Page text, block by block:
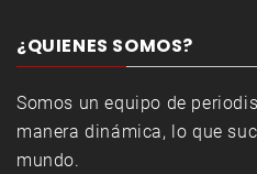
¿QUIENES SOMOS?
Somos un equipo de
manera dinámica, lo que
mundo.